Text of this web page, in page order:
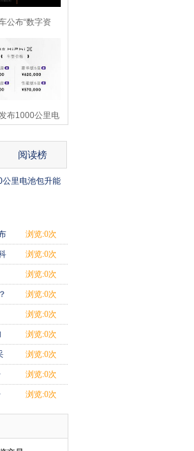
公布“数字资
开采方式用户
布1000公里电
阅读榜
里电池包升能
浏览:0次
浏览:0次
浏览:0次
浏览:0次
浏览:0次
浏览:0次
浏览:0次
浏览:0次
浏览:0次